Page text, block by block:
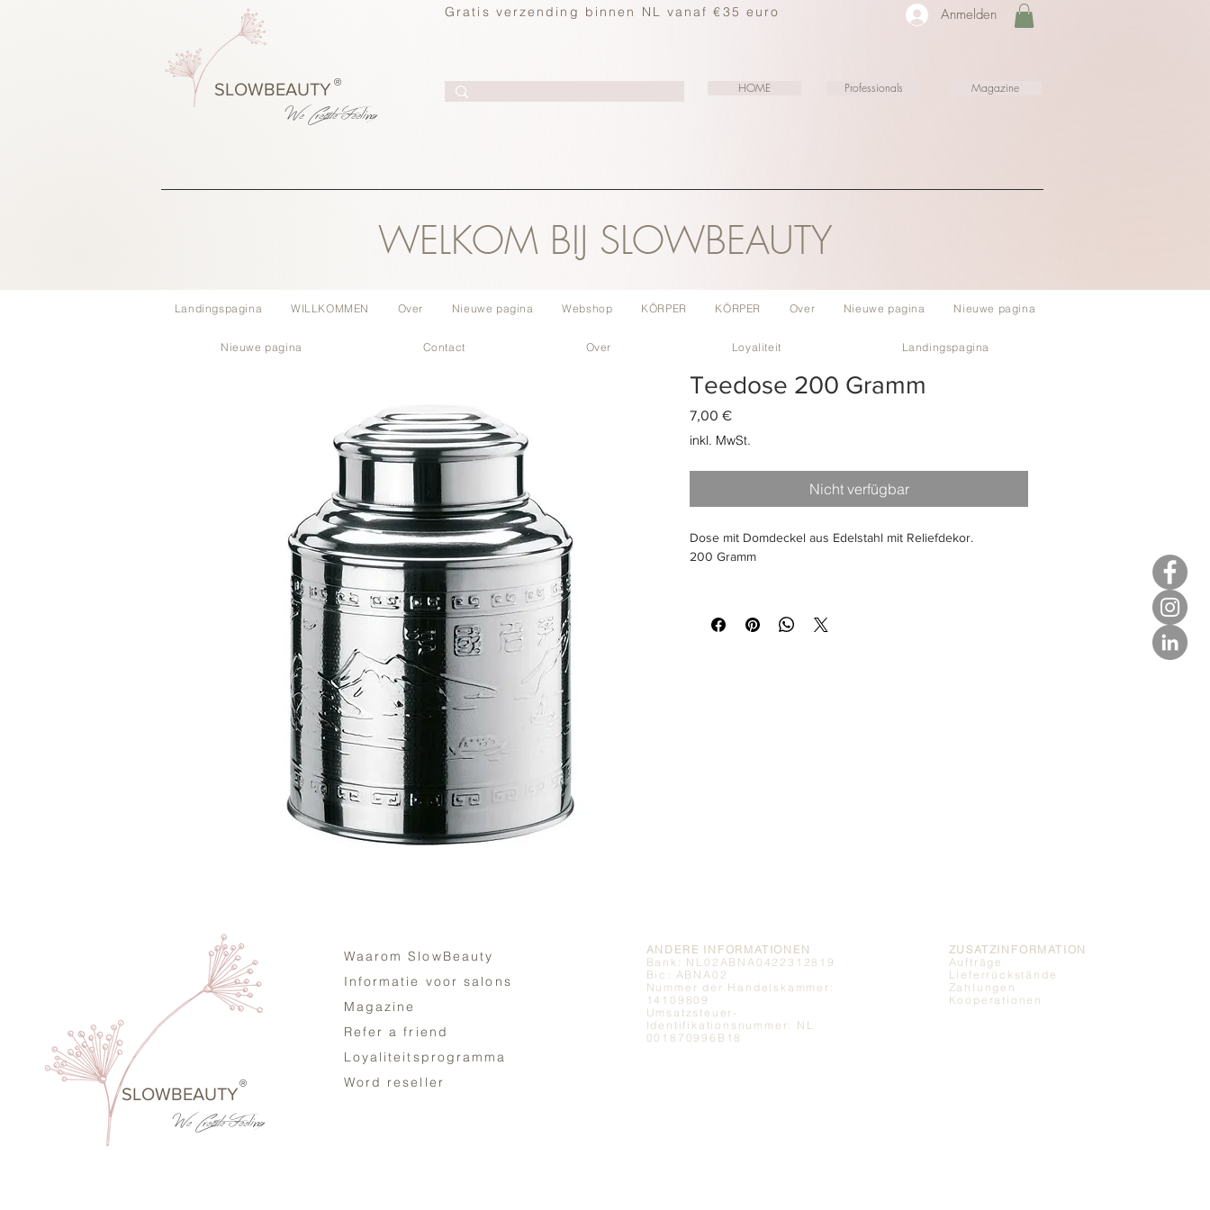
Gratis verzending binnen NL vanaf €35 euro Anmelden
®
SLOWBEAUTY
We CreateFeeling
HOME Professionals Magazine
WELKOM BIJ SLOWBEAUTY
Landingspagina WILLKOMMEN Over Nieuwe pagina Webshop KÖRPER KÖRPER Over Nieuwe pagina Nieuwe pagina
Nieuwe pagina Contact Over Loyaliteit Landingspagina
Teedose 200 Gramm
7,00 €Preis
inkl. MwSt.
Nicht verfügbar
Dose mit Domdeckel aus Edelstahl mit Reliefdekor.
200 Gramm
rund, Ø 98 mm, Höhe 135 mm.
SLOWBEAUTY
We CreateFeeling
®
Waarom SlowBeauty
Informatie voor salons
Magazine
Refer a friend
Loyaliteitsprogramma
Word reseller
ANDERE INFORMATIONEN
Bank: NL02ABNA0422312819
Bic: ABNA02
Nummer der Handelskammer:
14109809
Umsatzsteuer-
Identifikationsnummer: NL
001870996B18
ZUSATZINFORMATION
Aufträge
Lieferrückstände
Zahlungen
Kooperationen